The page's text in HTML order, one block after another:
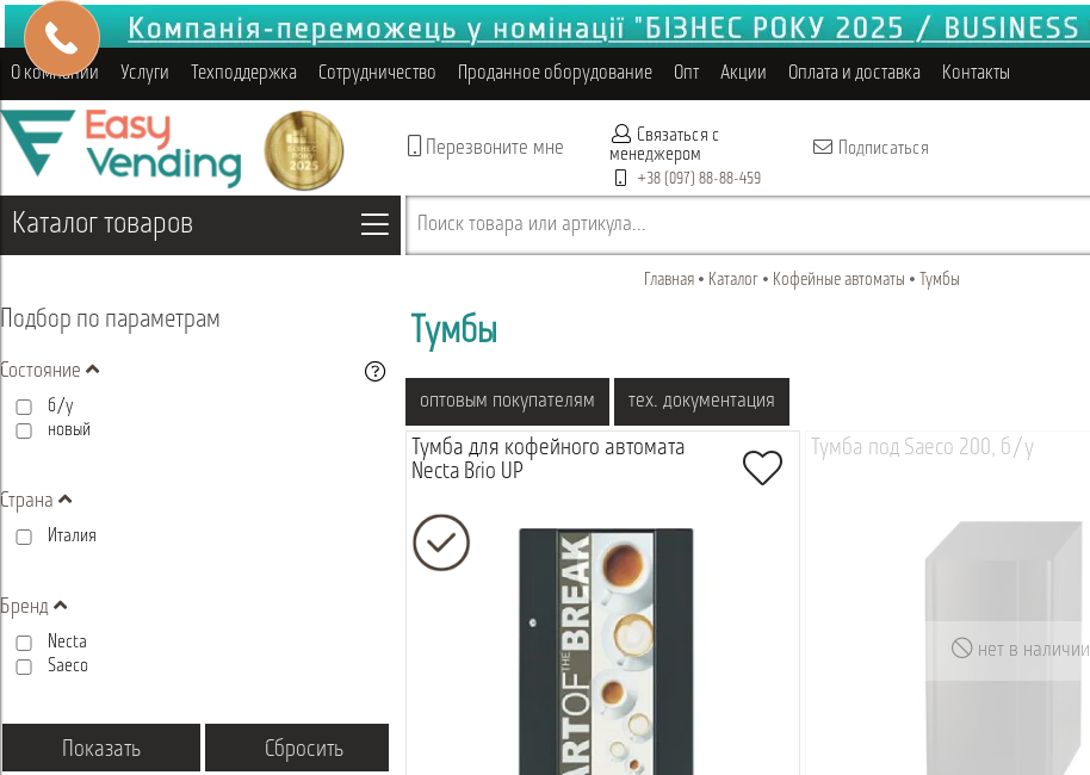
О компании Услуги Техподдержка Сотрудничество Проданное оборудование Опт Акции Оплата и доставка Контакты
Перезвоните мне
Связаться с
менеджером
+38 (097) 88-88-459
Подписаться
Каталог товаров Поиск товара или артикула...
Главная Каталог Кофейные автоматы Тумбы
Тумбы
Подбор по параметрам
Состояние
б/у
новый
Страна
Италия
Бренд
Necta
Saeco
оптовым покупателям тех. документация
Тумба для кофейного автомата
Necta Brio UP
нет в наличии
Тумба под Saeco 200, б/у